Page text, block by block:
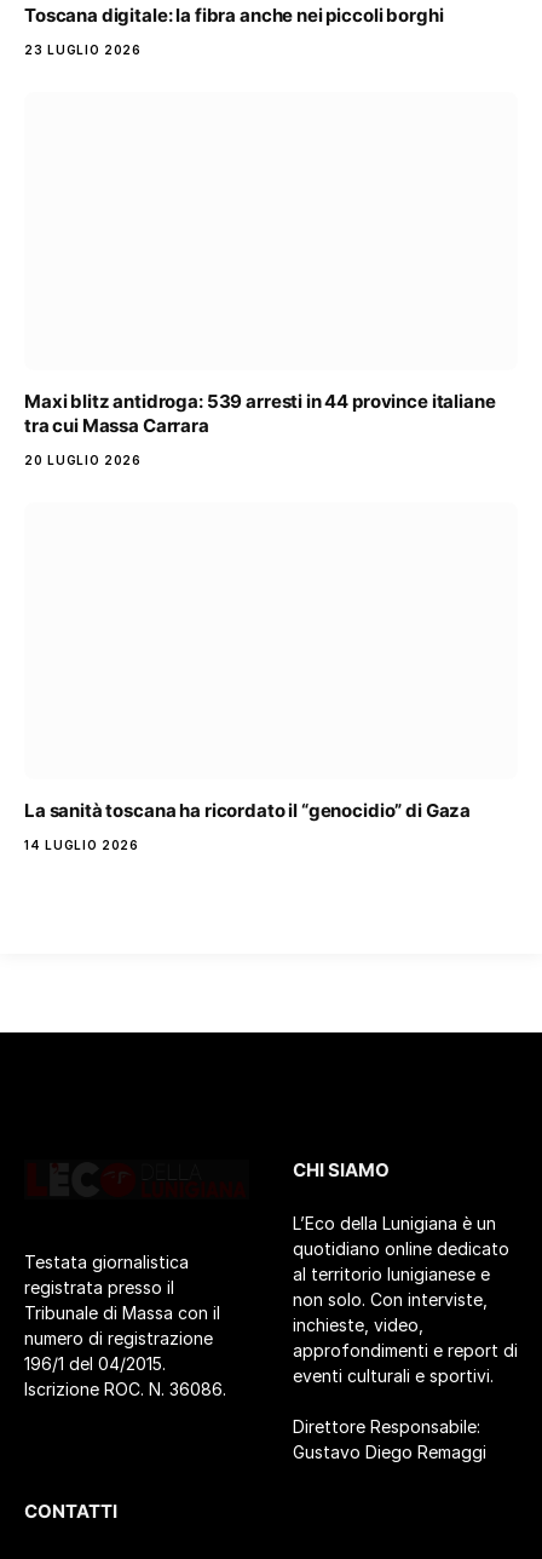
Toscana digitale: la fibra anche nei piccoli borghi
23 LUGLIO 2026
Maxi blitz antidroga: 539 arresti in 44 province italiane
tra cui Massa Carrara
20 LUGLIO 2026
La sanità toscana ha ricordato il “genocidio” di Gaza
14 LUGLIO 2026
Testata giornalistica
registrata presso il
Tribunale di Massa con il
numero di registrazione
196/1 del 04/2015.
Iscrizione ROC. N. 36086.
CHI SIAMO
L’Eco della Lunigiana è un
quotidiano online dedicato
al territorio lunigianese e
non solo. Con interviste,
inchieste, video,
approfondimenti e report di
eventi culturali e sportivi.
Direttore Responsabile:
Gustavo Diego Remaggi
CONTATTI